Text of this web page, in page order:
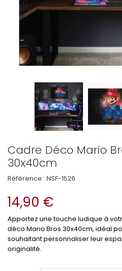
Cadre Déco Mario
30x40cm
Référence : NSF-1526
14,90 €
Apportez une touche ludique à
déco Mario Bros 30x40cm, idéal
souhaitant personnaliser leur
originalité.